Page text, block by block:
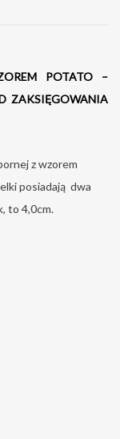
POTATO –
ZAKSIĘGOWANIA
z wzorem
posiadają dwa
to 4,0cm.